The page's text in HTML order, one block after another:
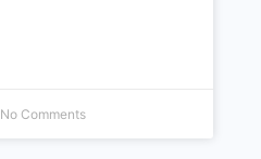
No Comments